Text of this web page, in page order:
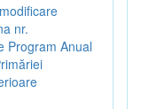
nr.
Program Anual